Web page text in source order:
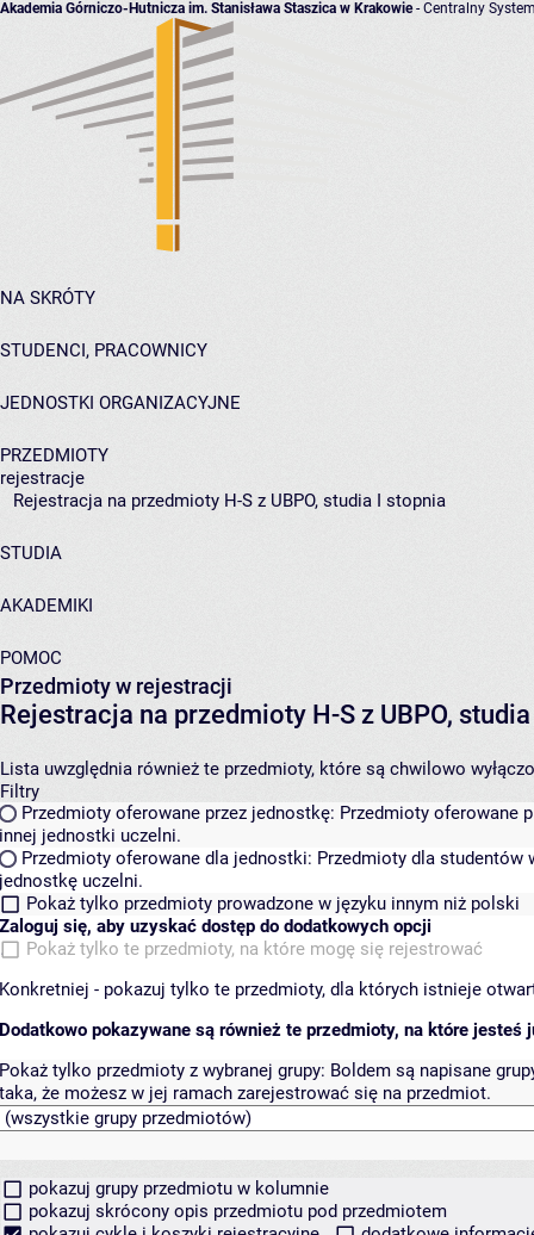
Akademia Górniczo-Hutnicza im. Stanisława Staszica w Krakowie- Centralny
NA SKRÓTY
STUDENCI, PRACOWNICY
JEDNOSTKI ORGANIZACYJNE
PRZEDMIOTY
rejestracje
Rejestracja na przedmioty H-S z UBPO, studia I stopnia
STUDIA
AKADEMIKI
POMOC
Przedmioty w rejestracji
Rejestracja na przedmioty H-S z UBPO,
Lista uwzględnia również te przedmioty, które są chwilowo
Filtry
Przedmioty oferowane przez jednostkę: Przedmioty oferowane
innej jednostki uczelni.
Przedmioty oferowane dla jednostki: Przedmioty dla studentów
jednostkę uczelni.
Pokaż tylko przedmioty prowadzone w języku innym niż polski
Zaloguj się, aby uzyskać dostęp do dodatkowych opcji
Pokaż tylko te przedmioty, na które mogę się rejestrować
Konkretniej - pokazuj tylko te przedmioty, dla których istnieje
Dodatkowo pokazywane są również te przedmioty, na które jesteś
Pokaż tylko przedmioty z wybranej grupy: Boldem są napisane
taka, że możesz w jej ramach zarejestrować się na przedmiot.
pokazuj grupy przedmiotu w kolumnie
pokazuj skrócony opis przedmiotu pod przedmiotem